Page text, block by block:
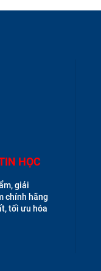
HỌC
giải
chính hãng
tối ưu hóa